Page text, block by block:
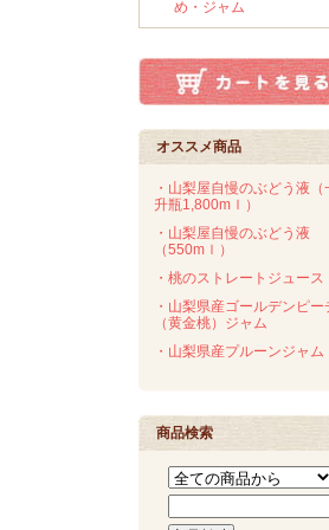
め・ジャム
オススメ商品
・山梨屋自慢のぶどう液（
升瓶1,800mｌ）
・山梨屋自慢のぶどう液
（550mｌ）
・桃のストレートジュース
・山梨県産ゴールデンピー
（黄金桃）ジャム
・山梨県産プルーンジャム
商品検索